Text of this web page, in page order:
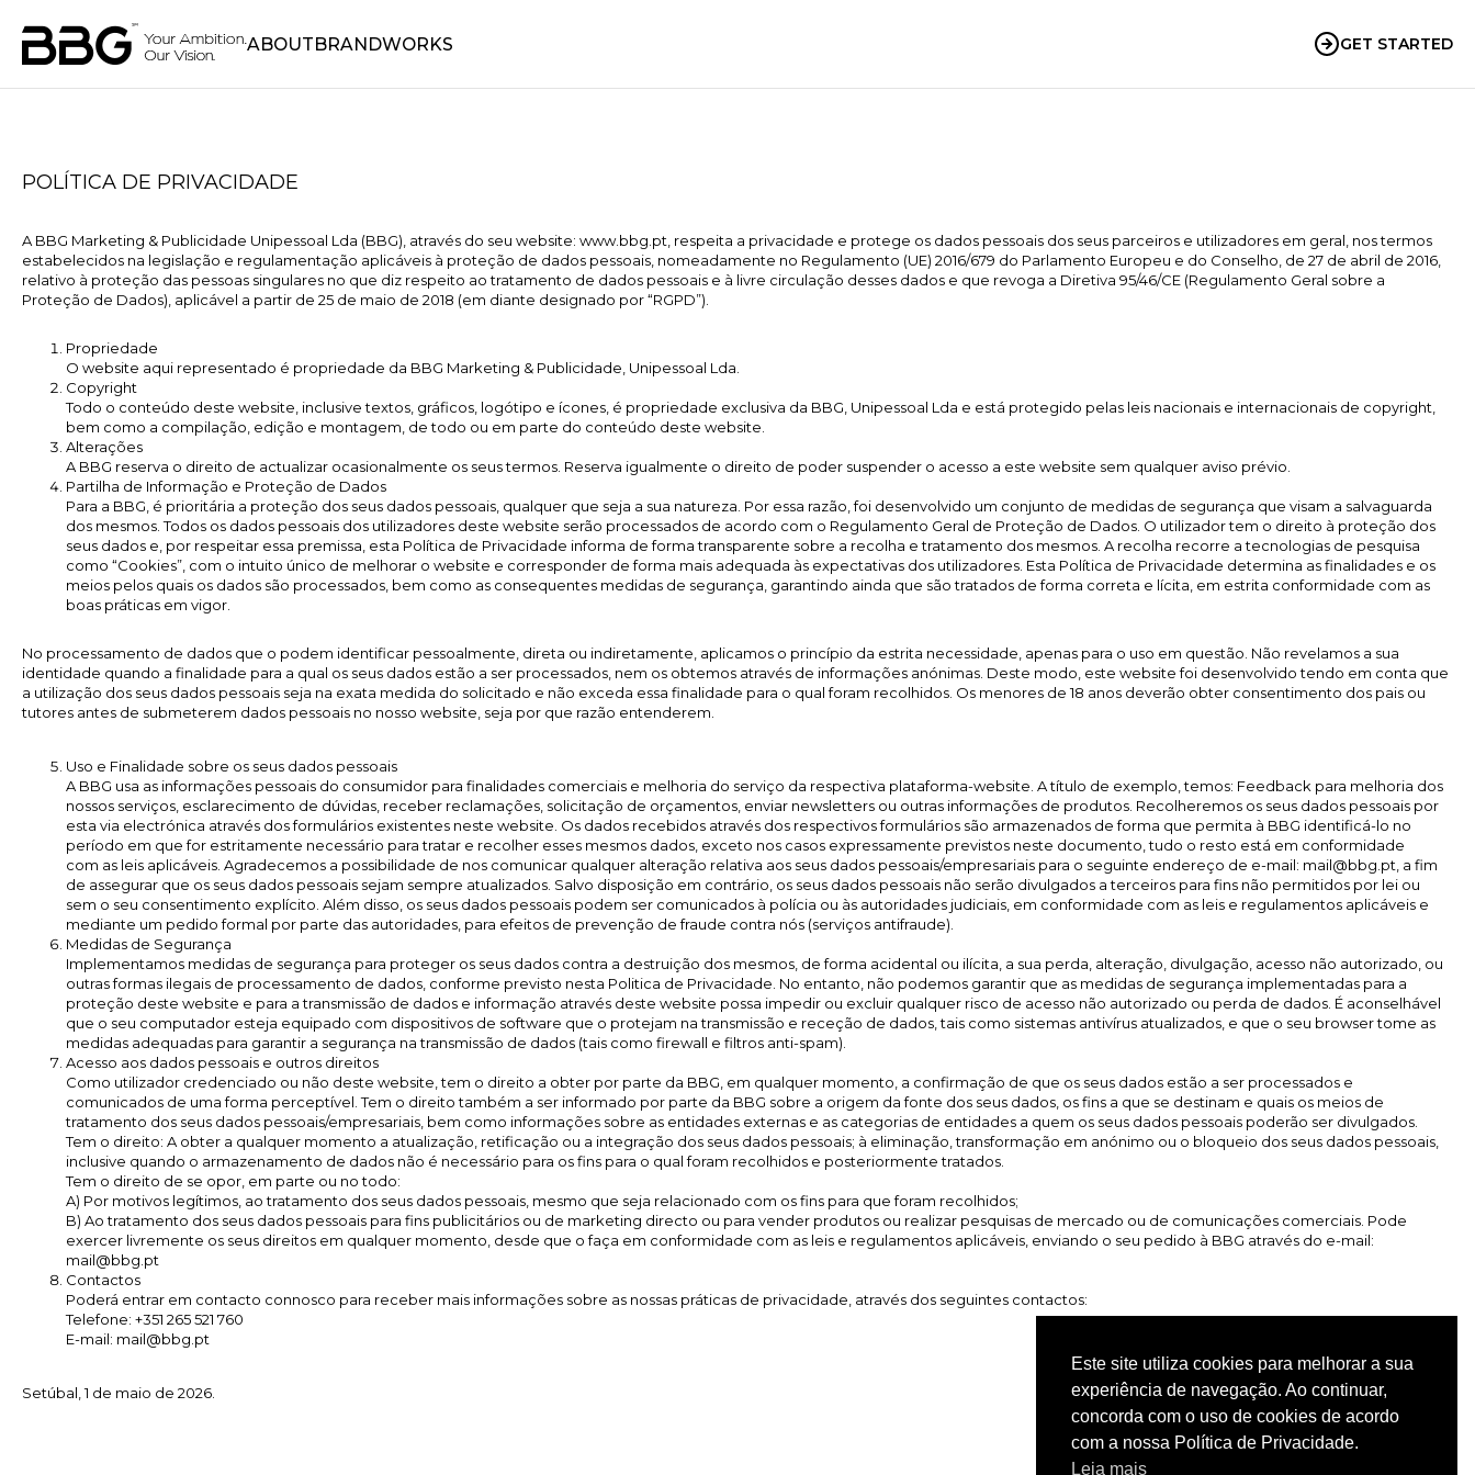
ABOUTBRANDWORKS GET STARTED
POLÍTICA DE PRIVACIDADE
A BBG Marketing & Publicidade Unipessoal Lda (BBG), através do seu website: www.bbg.pt, respeita a privacidade e protege os dados pessoais dos seus parceiros e utilizadores em geral, nos termos
estabelecidos na legislação e regulamentação aplicáveis à proteção de dados pessoais, nomeadamente no Regulamento (UE) 2016/679 do Parlamento Europeu e do Conselho, de 27 de abril de 2016,
relativo à proteção das pessoas singulares no que diz respeito ao tratamento de dados pessoais e à livre circulação desses dados e que revoga a Diretiva 95/46/CE (Regulamento Geral sobre a
Proteção de Dados), aplicável a partir de 25 de maio de 2018 (em diante designado por “RGPD”).
Propriedade
O website aqui representado é propriedade da BBG Marketing & Publicidade, Unipessoal Lda.
Copyright
Todo o conteúdo deste website, inclusive textos, gráficos, logótipo e ícones, é propriedade exclusiva da BBG, Unipessoal Lda e está protegido pelas leis nacionais e internacionais de copyright,
bem como a compilação, edição e montagem, de todo ou em parte do conteúdo deste website.
Alterações
A BBG reserva o direito de actualizar ocasionalmente os seus termos. Reserva igualmente o direito de poder suspender o acesso a este website sem qualquer aviso prévio.
Partilha de Informação e Proteção de Dados
Para a BBG, é prioritária a proteção dos seus dados pessoais, qualquer que seja a sua natureza. Por essa razão, foi desenvolvido um conjunto de medidas de segurança que visam a salvaguarda
dos mesmos. Todos os dados pessoais dos utilizadores deste website serão processados de acordo com o Regulamento Geral de Proteção de Dados. O utilizador tem o direito à proteção dos
seus dados e, por respeitar essa premissa, esta Política de Privacidade informa de forma transparente sobre a recolha e tratamento dos mesmos. A recolha recorre a tecnologias de pesquisa
como “Cookies”, com o intuito único de melhorar o website e corresponder de forma mais adequada às expectativas dos utilizadores. Esta Política de Privacidade determina as finalidades e os
meios pelos quais os dados são processados, bem como as consequentes medidas de segurança, garantindo ainda que são tratados de forma correta e lícita, em estrita conformidade com as
boas práticas em vigor.
No processamento de dados que o podem identificar pessoalmente, direta ou indiretamente, aplicamos o princípio da estrita necessidade, apenas para o uso em questão. Não revelamos a sua
identidade quando a finalidade para a qual os seus dados estão a ser processados, nem os obtemos através de informações anónimas. Deste modo, este website foi desenvolvido tendo em conta que
a utilização dos seus dados pessoais seja na exata medida do solicitado e não exceda essa finalidade para o qual foram recolhidos. Os menores de 18 anos deverão obter consentimento dos pais ou
tutores antes de submeterem dados pessoais no nosso website, seja por que razão entenderem.
Uso e Finalidade sobre os seus dados pessoais
A BBG usa as informações pessoais do consumidor para finalidades comerciais e melhoria do serviço da respectiva plataforma-website. A título de exemplo, temos: Feedback para melhoria dos
nossos serviços, esclarecimento de dúvidas, receber reclamações, solicitação de orçamentos, enviar newsletters ou outras informações de produtos. Recolheremos os seus dados pessoais por
esta via electrónica através dos formulários existentes neste website. Os dados recebidos através dos respectivos formulários são armazenados de forma que permita à BBG identificá-lo no
período em que for estritamente necessário para tratar e recolher esses mesmos dados, exceto nos casos expressamente previstos neste documento, tudo o resto está em conformidade
com as leis aplicáveis. Agradecemos a possibilidade de nos comunicar qualquer alteração relativa aos seus dados pessoais/empresariais para o seguinte endereço de e-mail: mail@bbg.pt, a fim
de assegurar que os seus dados pessoais sejam sempre atualizados. Salvo disposição em contrário, os seus dados pessoais não serão divulgados a terceiros para fins não permitidos por lei ou
sem o seu consentimento explícito. Além disso, os seus dados pessoais podem ser comunicados à polícia ou às autoridades judiciais, em conformidade com as leis e regulamentos aplicáveis e
mediante um pedido formal por parte das autoridades, para efeitos de prevenção de fraude contra nós (serviços antifraude).
Medidas de Segurança
Implementamos medidas de segurança para proteger os seus dados contra a destruição dos mesmos, de forma acidental ou ilícita, a sua perda, alteração, divulgação, acesso não autorizado, ou
outras formas ilegais de processamento de dados, conforme previsto nesta Politica de Privacidade. No entanto, não podemos garantir que as medidas de segurança implementadas para a
proteção deste website e para a transmissão de dados e informação através deste website possa impedir ou excluir qualquer risco de acesso não autorizado ou perda de dados. É aconselhável
que o seu computador esteja equipado com dispositivos de software que o protejam na transmissão e receção de dados, tais como sistemas antivírus atualizados, e que o seu browser tome as
medidas adequadas para garantir a segurança na transmissão de dados (tais como firewall e filtros anti-spam).
Acesso aos dados pessoais e outros direitos
Como utilizador credenciado ou não deste website, tem o direito a obter por parte da BBG, em qualquer momento, a confirmação de que os seus dados estão a ser processados e
comunicados de uma forma perceptível. Tem o direito também a ser informado por parte da BBG sobre a origem da fonte dos seus dados, os fins a que se destinam e quais os meios de
tratamento dos seus dados pessoais/empresariais, bem como informações sobre as entidades externas e as categorias de entidades a quem os seus dados pessoais poderão ser divulgados.
Tem o direito: A obter a qualquer momento a atualização, retificação ou a integração dos seus dados pessoais; à eliminação, transformação em anónimo ou o bloqueio dos seus dados pessoais,
inclusive quando o armazenamento de dados não é necessário para os fins para o qual foram recolhidos e posteriormente tratados.
Tem o direito de se opor, em parte ou no todo:
A) Por motivos legítimos, ao tratamento dos seus dados pessoais, mesmo que seja relacionado com os fins para que foram recolhidos;
B) Ao tratamento dos seus dados pessoais para fins publicitários ou de marketing directo ou para vender produtos ou realizar pesquisas de mercado ou de comunicações comerciais. Pode
exercer livremente os seus direitos em qualquer momento, desde que o faça em conformidade com as leis e regulamentos aplicáveis, enviando o seu pedido à BBG através do e-mail:
mail@bbg.pt
Contactos
Poderá entrar em contacto connosco para receber mais informações sobre as nossas práticas de privacidade, através dos seguintes contactos:
Telefone: +351 265 521 760
E-mail: mail@bbg.pt
Setúbal, 1 de maio de 2026.
Este site utiliza cookies para melhorar a sua
experiência de navegação. Ao continuar,
concorda com o uso de cookies de acordo
com a nossa Política de Privacidade.
Leia mais